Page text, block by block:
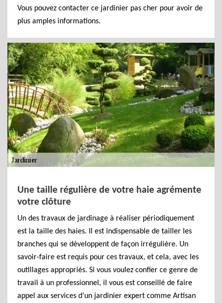
Vous pouvez contacter ce jardinier pas cher pour avoir de
plus amples informations.
Une taille régulière de votre haie agrémente
votre clôture
Un des travaux de jardinage à réaliser périodiquement
est la taille des haies. Il est indispensable de tailler les
branches qui se développent de façon irrégulière. Un
savoir-faire est requis pour ces travaux, et cela, avec les
outillages appropriés. Si vous voulez confier ce genre de
travail à un professionnel, il vous est conseillé de faire
appel aux services d’un jardinier expert comme Artisan